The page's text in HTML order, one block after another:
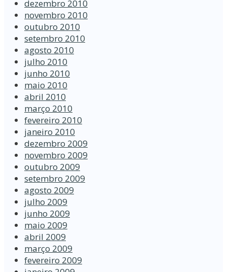
dezembro 2010
novembro 2010
outubro 2010
setembro 2010
agosto 2010
julho 2010
junho 2010
maio 2010
abril 2010
março 2010
fevereiro 2010
janeiro 2010
dezembro 2009
novembro 2009
outubro 2009
setembro 2009
agosto 2009
julho 2009
junho 2009
maio 2009
abril 2009
março 2009
fevereiro 2009